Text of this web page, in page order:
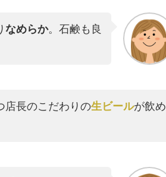
なめらか。石鹸も良
店長のこだわりの生ビールが飲め